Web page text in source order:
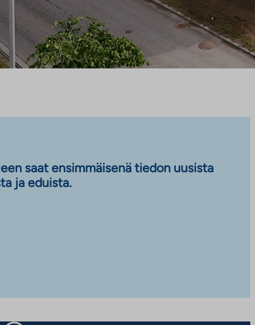
saat ensimmäisenä tiedon uusista
ja eduista.